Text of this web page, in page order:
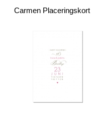
Carmen Placeringskort